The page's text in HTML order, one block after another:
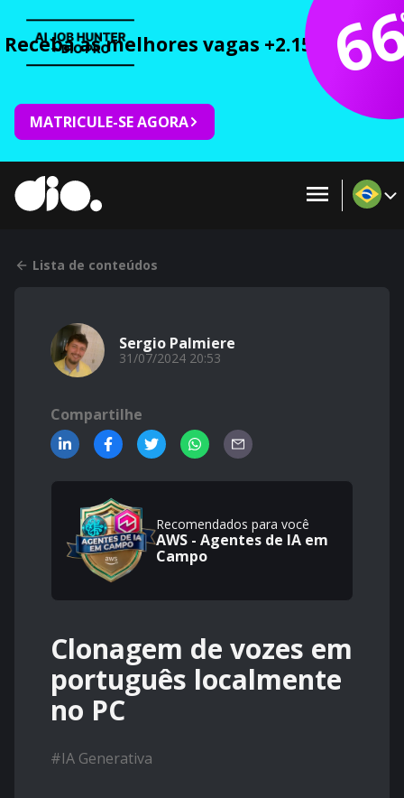
Receba as melhores vagas +2.150 cursos
MATRICULE-SE AGORA
Lista de conteúdos
Sergio Palmiere
31/07/2024 20:53
Compartilhe
Recomendados para você
AWS - Agentes de IA em
Campo
Clonagem de vozes em
português localmente
no PC
#IA Generativa